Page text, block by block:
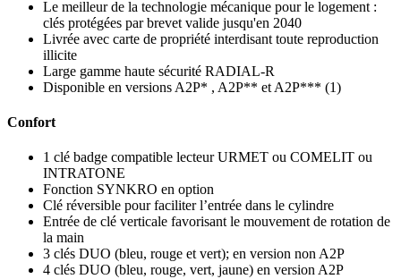
Le meilleur de la technologie mécanique pour le logement :
clés protégées par brevet valide jusqu'en 2040
Livrée avec carte de propriété interdisant toute reproduction
illicite
Large gamme haute sécurité RADIAL-R
Disponible en versions A2P* , A2P** et A2P*** (1)
Confort
1 clé badge compatible lecteur URMET ou COMELIT ou
INTRATONE
Fonction SYNKRO en option
Clé réversible pour faciliter l’entrée dans le cylindre
Entrée de clé verticale favorisant le mouvement de rotation de
la main
3 clés DUO (bleu, rouge et vert); en version non A2P
4 clés DUO (bleu, rouge, vert, jaune) en version A2P